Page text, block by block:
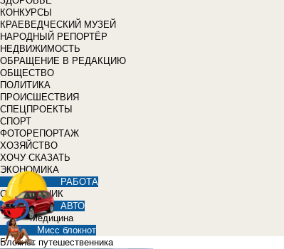
КОНКУРСЫ
КРАЕВЕДЧЕСКИЙ МУЗЕЙ
НАРОДНЫЙ РЕПОРТЁР
НЕДВИЖИМОСТЬ
ОБРАЩЕНИЕ В РЕДАКЦИЮ
ОБЩЕСТВО
ПОЛИТИКА
ПРОИСШЕСТВИЯ
СПЕЦПРОЕКТЫ
СПОРТ
ФОТОРЕПОРТАЖ
ХОЗЯЙСТВО
ХОЧУ СКАЗАТЬ
ЭКОНОМИКА
РАБОТА
СПРАВОЧНИК
АВТО
Медицина
Мисс блокнот
Блокнот путешественника